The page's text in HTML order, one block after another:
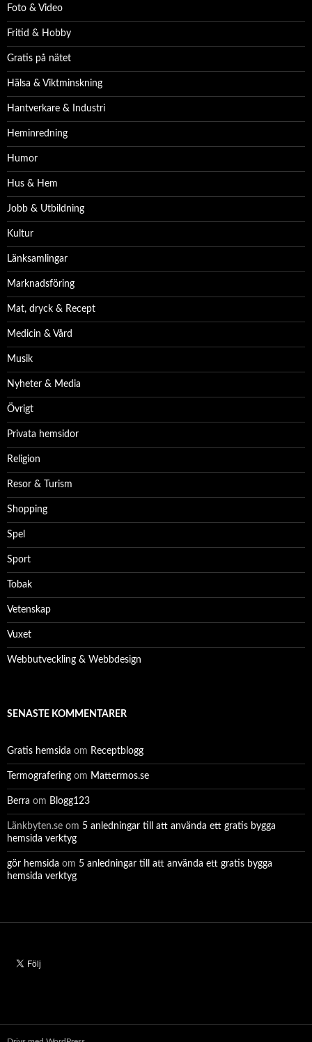
Foto & Video
Fritid & Hobby
Gratis på nätet
Hälsa & Viktminskning
Hantverkare & Industri
Heminredning
Humor
Hus & Hem
Jobb & Utbildning
Kultur
Länksamlingar
Marknadsföring
Mat, dryck & Recept
Medicin & Vård
Musik
Nyheter & Media
Övrigt
Privata hemsidor
Religion
Resor & Turism
Shopping
Spel
Sport
Tobak
Vetenskap
Vuxet
Webbutveckling & Webbdesign
SENASTE KOMMENTARER
Gratis hemsida om Receptblogg
Termografering om Mattermos.se
Berra om Blogg123
Länkbyten.se om 5 anledningar till att använda ett gratis bygga
hemsida verktyg
gör hemsida om 5 anledningar till att använda ett gratis bygga
hemsida verktyg